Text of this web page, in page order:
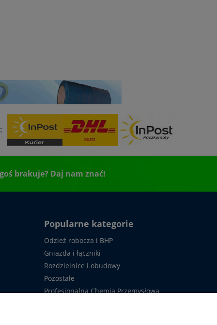
brakuje? Daj nam znać!
Popularne kategorie
Odzież robocza i BHP
Gniazda i łączniki
Rozdzielnice i obudowy
Pozostałe
Profesjonalna Chemia Przemysłowa